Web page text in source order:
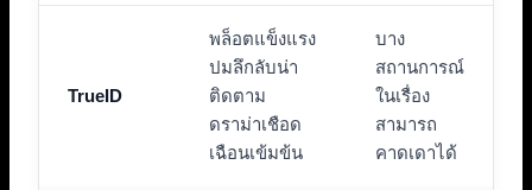
TrueID
พล็อตแข็งแรง
ปมลึกลับน่า
ติดตาม
ดราม่าเชือด
เฉือนเข้มข้น
บาง
สถานการณ์
ในเรื่อง
สามารถ
คาดเดาได้